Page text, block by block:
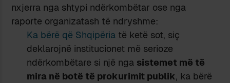
nxjerra nga shtypi ndërkombëtar ose nga
raporte organizatash të ndryshme:
Ka bërë që Shqipëria të ketë sot, siç
deklarojnë institucionet më serioze
ndërkombëtare si një nga sistemet më të
mira në botë të prokurimit publik, ka bërë